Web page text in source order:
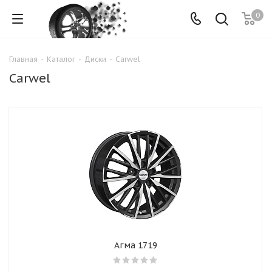
0
Главная - Каталог - Диски - Carwel
Carwel
Агма 1719